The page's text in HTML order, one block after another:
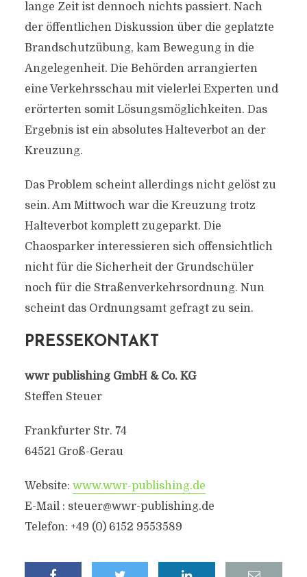
lange Zeit ist dennoch nichts passiert. Nach
der öffentlichen Diskussion über die geplatzte
Brandschutzübung, kam Bewegung in die
Angelegenheit. Die Behörden arrangierten
eine Verkehrsschau mit vielerlei Experten und
erörterten somit Lösungsmöglichkeiten. Das
Ergebnis ist ein absolutes Halteverbot an der
Kreuzung.
Das Problem scheint allerdings nicht gelöst zu
sein. Am Mittwoch war die Kreuzung trotz
Halteverbot komplett zugeparkt. Die
Chaosparker interessieren sich offensichtlich
nicht für die Sicherheit der Grundschüler
noch für die Straßenverkehrsordnung. Nun
scheint das Ordnungsamt gefragt zu sein.
PRESSEKONTAKT
wwr publishing GmbH & Co. KG
Steffen Steuer
Frankfurter Str. 74
64521 Groß-Gerau
Website: www.wwr-publishing.de
E-Mail : steuer@wwr-publishing.de
Telefon: +49 (0) 6152 9553589